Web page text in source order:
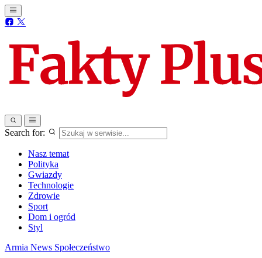
Search for:
Nasz temat
Polityka
Gwiazdy
Technologie
Zdrowie
Sport
Dom i ogród
Styl
Armia News Społeczeństwo